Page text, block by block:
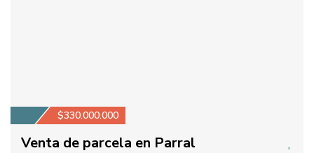
$330.000.000
Venta de parcela en Parral